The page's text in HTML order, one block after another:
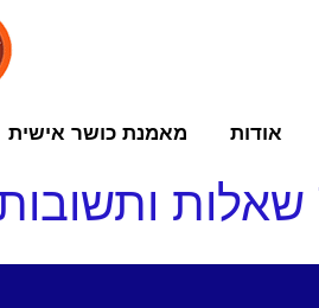
אודות מאמנת כושר אישית